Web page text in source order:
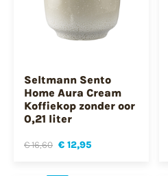
Seltmann Sento
Home Aura Cream
Koffiekop zonder oor
0,21 liter
€ 16,60 € 12,95